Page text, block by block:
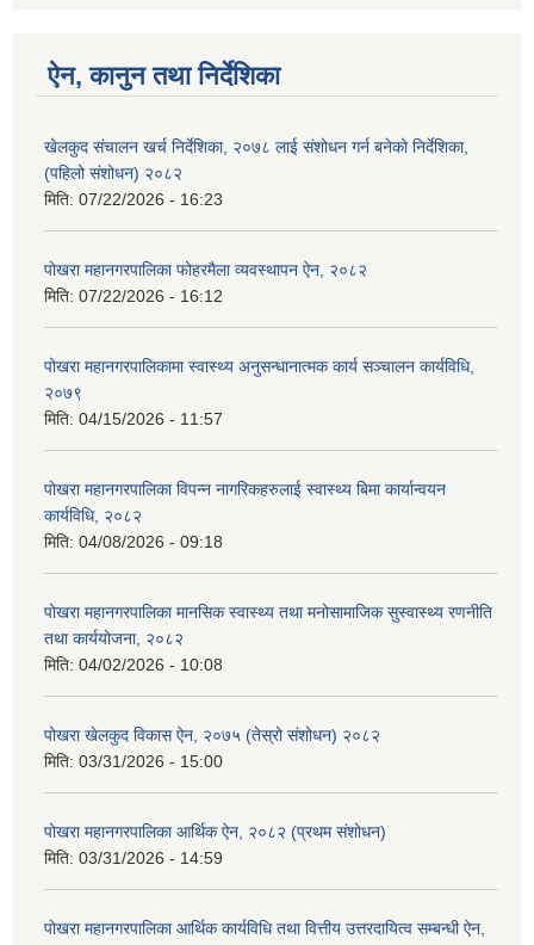
ऐन, कानुन तथा निर्देशिका
खेलकुद संचालन खर्च निर्देशिका, २०७८ लाई संशोधन गर्न बनेको निर्देशिका,
(पहिलो संशोधन) २०८२
मिति: 07/22/2026 - 16:23
पोखरा महानगरपालिका फोहरमैला व्यवस्थापन ऐन, २०८२
मिति: 07/22/2026 - 16:12
पोखरा महानगरपालिकामा स्वास्थ्य अनुसन्धानात्मक कार्य सञ्चालन कार्यविधि,
२०७९
मिति: 04/15/2026 - 11:57
पोखरा महानगरपालिका विपन्न नागरिकहरुलाई स्वास्थ्य बिमा कार्यान्वयन
कार्यविधि, २०८२
मिति: 04/08/2026 - 09:18
पोखरा महानगरपालिका मानसिक स्वास्थ्य तथा मनोसामाजिक सुस्वास्थ्य रणनीति
तथा कार्ययोजना, २०८२
मिति: 04/02/2026 - 10:08
पोखरा खेलकुद विकास ऐन, २०७५ (तेस्रो संशोधन) २०८२
मिति: 03/31/2026 - 15:00
पोखरा महानगरपालिका आर्थिक ऐन, २०८२ (प्रथम संशोधन)
मिति: 03/31/2026 - 14:59
पोखरा महानगरपालिका आर्थिक कार्यविधि तथा वित्तीय उत्तरदायित्व सम्बन्धी ऐन,